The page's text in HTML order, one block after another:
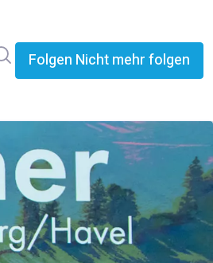
Im Newsroom suchen
Folgen Nicht mehr folgen